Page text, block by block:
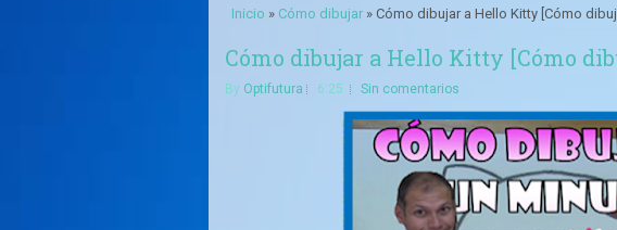
Inicio » Cómo dibujar » Cómo dibujar a Hello Kitty [Cómo
Cómo dibujar a Hello Kitty [Cómo
By Optifutura 6:25 Sin comentarios